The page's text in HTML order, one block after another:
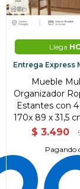
Llega
Entrega Express
Mueble
Organizador
Estantes con
170x 89 x 31,5
$ 3.490
Pagando